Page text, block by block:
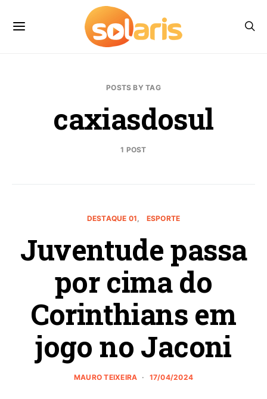
POSTS BY TAG
caxiasdosul
1 POST
DESTAQUE 01 ESPORTE
Juventude passa
por cima do
Corinthians em
jogo no Jaconi
MAURO TEIXEIRA 17/04/2024